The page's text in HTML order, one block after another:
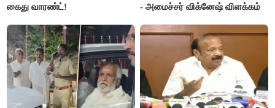
கைது வாரண்ட்!
- அமைச்சர் விக்னேஷ் விளக்கம்